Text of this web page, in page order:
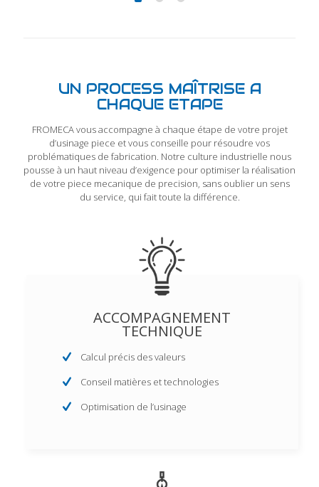
UN PROCESS MAÎTRISE A
CHAQUE ETAPE
FROMECA vous accompagne à chaque étape de votre projet
d’usinage piece et vous conseille pour résoudre vos
problématiques de fabrication. Notre culture industrielle nous
pousse à un haut niveau d’exigence pour optimiser la réalisation
de votre piece mecanique de precision, sans oublier un sens
du service, qui fait toute la différence.
ACCOMPAGNEMENT
TECHNIQUE
Calcul précis des valeurs
Conseil matières et technologies
Optimisation de l’usinage